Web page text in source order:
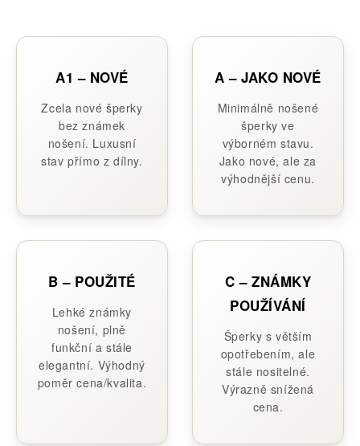
A1 – NOVÉ
Zcela nové šperky
bez známek
nošení. Luxusní
stav přímo z dílny.
A – JAKO NOVÉ
Minimálně nošené
šperky ve
výborném stavu.
Jako nové, ale za
výhodnější cenu.
B – POUŽITÉ
Lehké známky
nošení, plně
funkční a stále
elegantní. Výhodný
poměr cena/kvalita.
C – ZNÁMKY
POUŽÍVÁNÍ
Šperky s větším
opotřebením, ale
stále nositelné.
Výrazně snížená
cena.